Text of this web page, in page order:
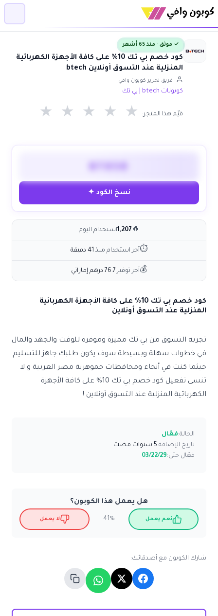
✓ موثق · منذ 65 أشهر
كود خصم بي تك 10% على كافة الأجهزة الكهربائية
المنزلية عند التسوق أونلاين btech
فريق تحرير كوبون وافي
كوبونات btech | بي تك
قيّم هذا المتجر: ★ ★ ★ ★ ★
نسخ الكود ✦
🔥
1,207استخدام اليوم
⏱آخر استخدام منذ 41 دقيقة
💰آخر توفير 76.7 درهم إماراتي
كود خصم بي تك 10% على كافة الأجهزة الكهربائية
المنزلية عند التسوق أونلاين
تجربة التسوق من بي تك مميزة وموفرة للوقت والجهد والمال
في خطوات سهلة وبسيطة سوف يكون طلبك جاهز للتسليم
حيثما كنت في أنحاء ومحافطات جموهرية مصر العربية و لا
تنسى تفعيل كود خصم بي تك 10% على كافة الأجهزة
الكهربائية المنزلية عند التسوق أونلاين !
الحالة:فعّال
تاريخ الإضافة:5 سنوات مضت
فعّال حتى:03/22/29
هل يعمل هذا الكوبون؟
نعم يعمل 41% لا يعمل
شارك الكوبون مع أصدقائك: